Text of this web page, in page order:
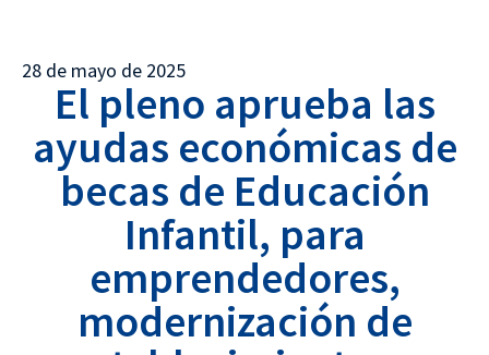
28 de mayo de 2025
El pleno aprueba las
ayudas económicas de
becas de Educación
Infantil, para
emprendedores,
modernización de